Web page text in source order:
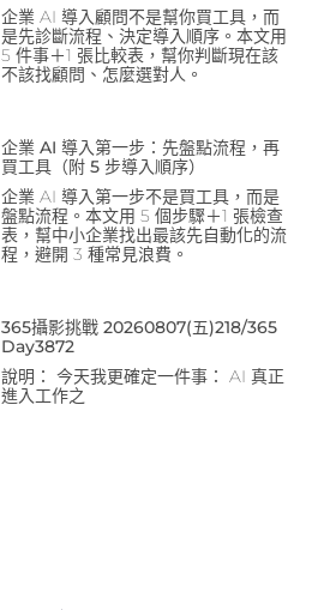
企業 AI 導入顧問不是幫你買工具，而
是先診斷流程、決定導入順序。本文用
5 件事＋1 張比較表，幫你判斷現在該
不該找顧問、怎麼選對人。
企業 AI 導入第一步：先盤點流程，再
買工具（附 5 步導入順序）
企業 AI 導入第一步不是買工具，而是
盤點流程。本文用 5 個步驟＋1 張檢查
表，幫中小企業找出最該先自動化的流
程，避開 3 種常見浪費。
365攝影挑戰 20260807(五)218/365
Day3872
說明： 今天我更確定一件事： AI 真正
進入工作之